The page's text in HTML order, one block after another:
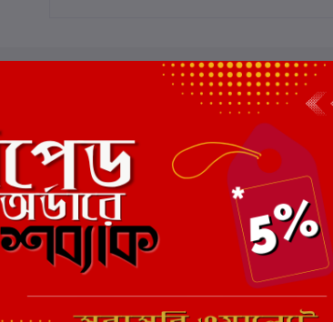
(0 পর্যালোচনা)
এই বইয়ের জন্য এখনও কোন